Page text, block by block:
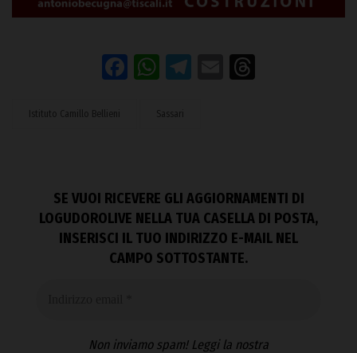
Facebook
WhatsApp
Telegram
Email
Istituto Camillo Bellieni Sassari
SE VUOI RICEVERE GLI AGGIORNAMENTI DI
LOGUDOROLIVE NELLA TUA CASELLA DI POSTA,
INSERISCI IL TUO INDIRIZZO E-MAIL NEL
CAMPO SOTTOSTANTE.
Non inviamo spam! Leggi la nostra